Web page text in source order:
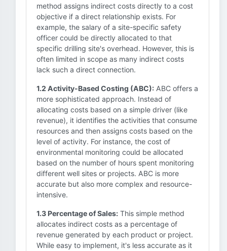
method assigns indirect costs directly to a cost
objective if a direct relationship exists. For
example, the salary of a site-specific safety
officer could be directly allocated to that
specific drilling site's overhead. However, this is
often limited in scope as many indirect costs
lack such a direct connection.
1.2 Activity-Based Costing (ABC): ABC offers a
more sophisticated approach. Instead of
allocating costs based on a simple driver (like
revenue), it identifies the activities that consume
resources and then assigns costs based on the
level of activity. For instance, the cost of
environmental monitoring could be allocated
based on the number of hours spent monitoring
different well sites or projects. ABC is more
accurate but also more complex and resource-
intensive.
1.3 Percentage of Sales: This simple method
allocates indirect costs as a percentage of
revenue generated by each product or project.
While easy to implement, it's less accurate as it